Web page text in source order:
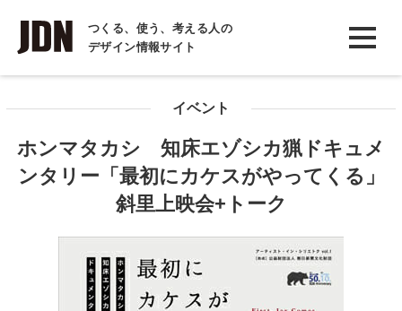
つくる、使う、考える人の
デザイン情報サイト
INTERVIEW
インタビュー
COLUMN
イベント
ホンマタカシ 知床エゾシカ猟ドキュメ
ンタリー「最初にカケスがやってくる」
斜里上映会+トーク